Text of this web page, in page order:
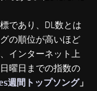
であり、DL数とは
の順位が高いほど
インターネット上
曜日までの指数の
週間トップソング」